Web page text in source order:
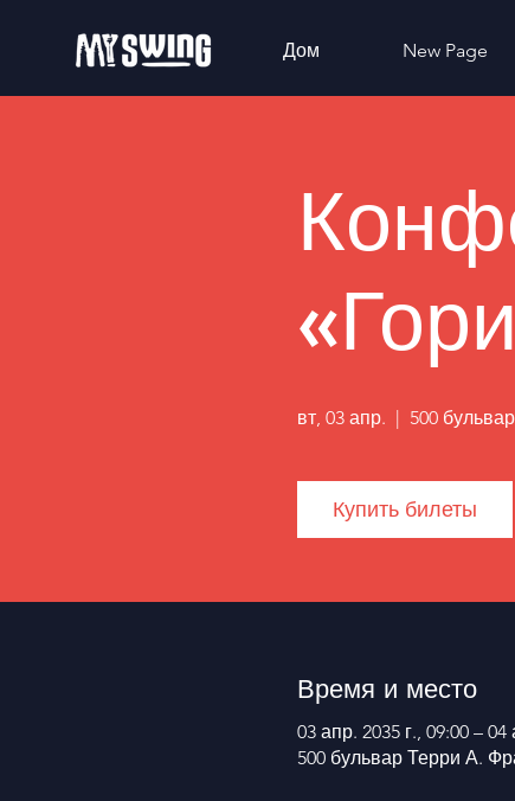
Дом New Page
вт, 03 апр.
  |
500
Купить билеты
Время и место
03 апр. 2035 г., 09:00 – 04
500 бульвар Терри А.